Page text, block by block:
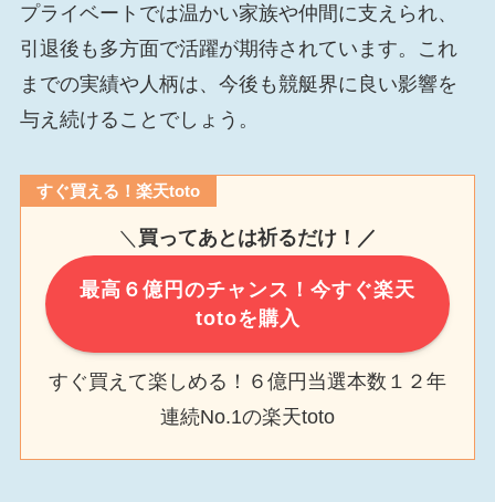
プライベートでは温かい家族や仲間に支えられ、
引退後も多方面で活躍が期待されています。これ
までの実績や人柄は、今後も競艇界に良い影響を
与え続けることでしょう。
すぐ買える！楽天toto
＼ 買ってあとは祈るだけ！／
最高６億円のチャンス！今すぐ楽天
totoを購入
すぐ買えて楽しめる！６億円当選本数１２年
連続No.1の楽天toto